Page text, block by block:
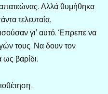
απατεώνας. Αλλά θυμήθηκα
τελευταία.
γι’ αυτό. Έπρεπε να
τους. Να δουν τον
βαρίδι.